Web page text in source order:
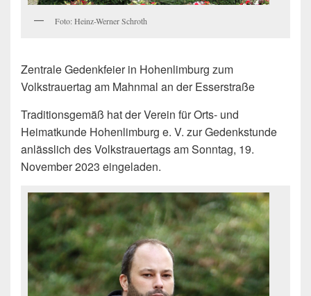
Foto: Heinz-Werner Schroth
Zentrale Gedenkfeier in Hohenlimburg zum
Volkstrauertag am Mahnmal an der Esserstraße
Traditionsgemäß hat der Verein für Orts- und
Heimatkunde Hohenlimburg e. V. zur Gedenkstunde
anlässlich des Volkstrauertags am Sonntag, 19.
November 2023 eingeladen.